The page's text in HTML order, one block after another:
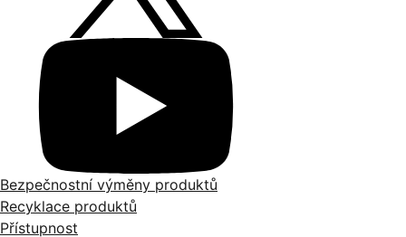
Bezpečnostní výměny produktů
Recyklace produktů
Přístupnost